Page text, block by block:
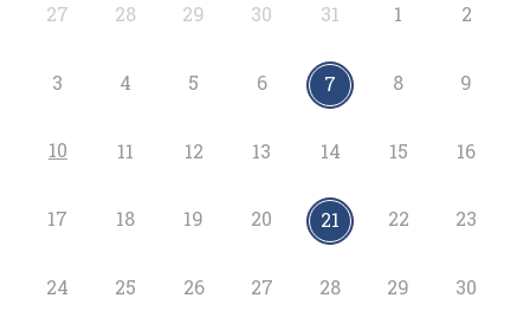
27 28 29 30 31 1 2
3 4 5 6 7 8 9
10 11 12 13 14 15 16
17 18 19 20 21 22 23
24 25 26 27 28 29 30